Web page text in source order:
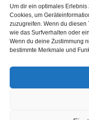
Um dir ein optimales
Cookies, um
zuzugreifen. Wenn du diesen
wie das Surfverhalten oder
Wenn du deine Zustimmung
bestimmte Merkmale und
Events & Success
Breaking News
Aktuelles
Featured Article
Karriere